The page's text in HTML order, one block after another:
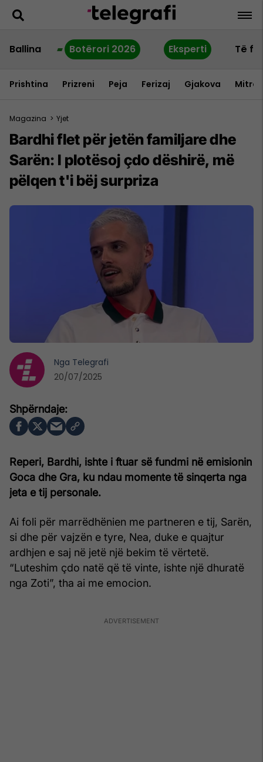
Ballina Botërori 2026 Eksperti Të
Prishtina Prizreni Peja Ferizaj Gjakova
Magazina > Yjet
Bardhi flet për jetën familjare dhe
Sarën: I plotësoj çdo dëshirë, më
pëlqen t'i bëj surpriza
Reperi, Bardhi, ishte i ftuar së fundmi në emisionin
Goca dhe Gra, ku ndau momente të sinqerta nga
jeta e tij personale.
Ai foli për marrëdhënien me partneren e tij, Sarën,
si dhe për vajzën e tyre, Nea, duke e quajtur
ardhjen e saj në jetë një bekim të vërtetë.
“Luteshim çdo natë që të vinte, ishte një dhuratë
nga Zoti”, tha ai me emocion.
Nga Telegrafi
20/07/2025